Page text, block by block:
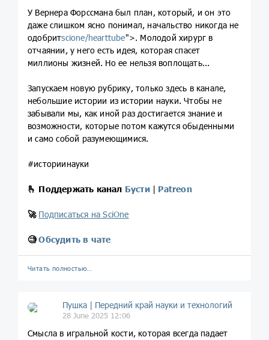
У Вернера Форссмана был план, который, и он это
даже слишком ясно понимал, начальство никогда не
одобритscione/hearttube">. Молодой хирург в
отчаянии, у него есть идея, которая спасет
миллионы жизней. Но ее нельзя воплощать...
Запускаем новую рубрику, только здесь в канале,
небольшие истории из истории науки. Чтобы не
забывали мы, как иной раз достигается знание и
возможности, которые потом кажутся обыденными
и само собой разумеющимися.
#историинауки
🫰 Поддержать канал Бусти| Patreon
🚀 Подписаться на SciOne
🧐 Обсудить в чате
Читать полностью…
Пушка | Передний край науки и технологий
28 June 2025 12:06
Смысла в игральной кости, которая всегда падает